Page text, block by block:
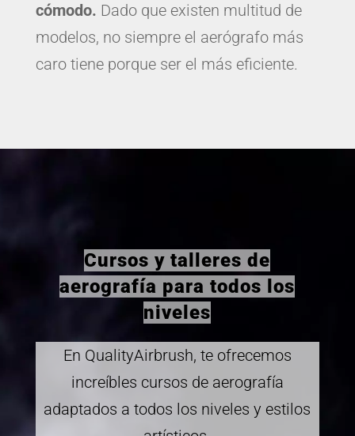
cómodo. Dado que existen multitud de
modelos, no siempre el aerógrafo más
caro tiene porque ser el más eficiente.
Cursos y talleres de
aerografía para todos los
niveles
En QualityAirbrush, te ofrecemos
increíbles cursos de aerografía
adaptados a todos los niveles y estilos